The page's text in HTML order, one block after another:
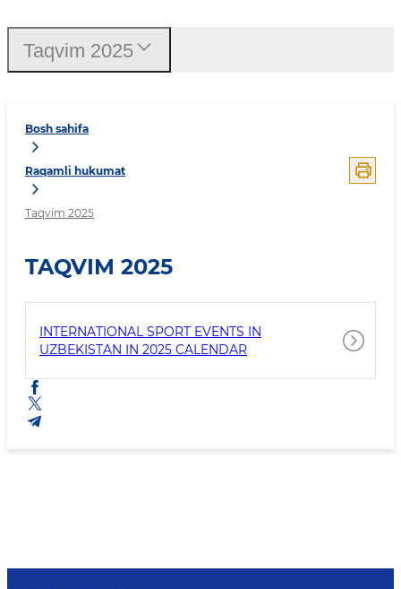
Bosh sahifa
Raqamli hukumat
Taqvim 2025
TAQVIM 2025
INTERNATIONAL SPORT EVENTS IN
UZBEKISTAN IN 2025 CALENDAR
Taqvim 2025